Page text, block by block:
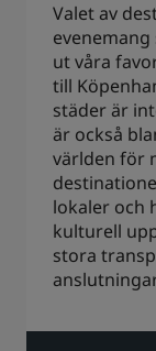
Kunlun
Valet av
ut våra
till
städer är
är också
världen för
lokaler och
kulturell
stora